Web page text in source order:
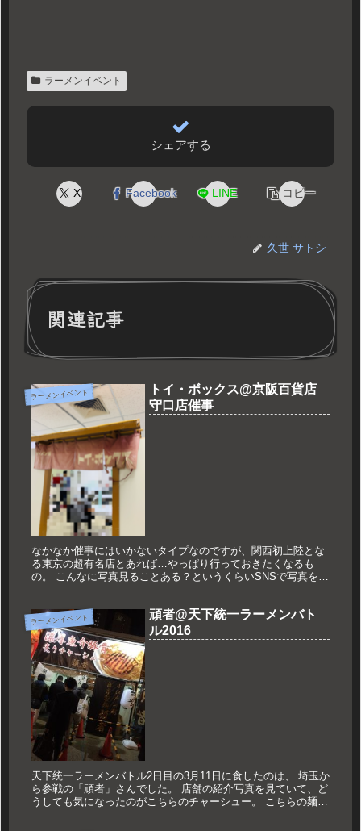
ラーメンイベント
シェアする
X Facebook LINE コピー
久世 サトシ
関連記事
ラーメンイベント
トイ・ボックス@京阪百貨店
守口店催事
なかなか催事にはいかないタイプなのですが、関西初上陸とな
る東京の超有名店とあれば…やっぱり行っておきたくなるも
の。 こんなに写真見ることある？というくらいSNSで写真を見
ラーメンイベント
頑者@天下統一ラーメンバト
ル2016
天下統一ラーメンバトル2日目の3月11日に食したのは、 埼玉か
ら参戦の「頑者」さんでした。 店舗の紹介写真を見ていて、ど
うしても気になったのがこちらのチャーシュー。 こちらの麺は